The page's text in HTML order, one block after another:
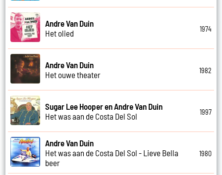
Andre Van Duin
Het olied
1974
Andre Van Duin
Het ouwe theater
1982
Sugar Lee Hooper en Andre Van Duin
Het was aan de Costa Del Sol
1997
Andre Van Duin
Het was aan de Costa Del Sol - Lieve Bella
beer
1980